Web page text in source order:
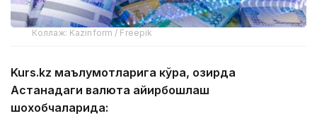
Коллаж: Kazinform / Freepik
Kurs.kz маълумотларига кўра, ҳозирда
Астанадаги валюта айирбошлаш
шохобчаларида: